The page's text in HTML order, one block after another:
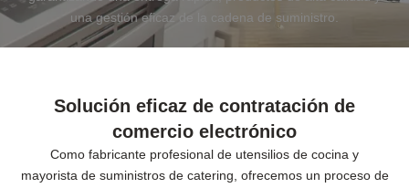
una gestión eficaz de la cadena de suministro.
Solución eficaz de contratación de
comercio electrónico
Como fabricante profesional de utensilios de cocina y
mayorista de suministros de catering, ofrecemos un proceso de